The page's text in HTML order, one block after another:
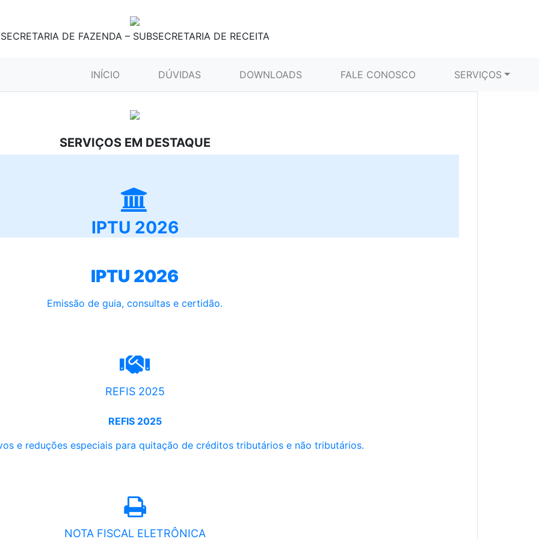
SECRETARIA DE FAZENDA – SUBSECRETARIA DE RECEITA
INÍCIO (CURRENT)DÚVIDAS DOWNLOADS FALE CONOSCO SERVIÇOS
SERVIÇOS EM DESTAQUE
IPTU 2026
IPTU 2026
Emissão de guia, consultas e certidão.
REFIS 2025
REFIS 2025
e reduções especiais para quitação de créditos tributários e não tributários.
NOTA FISCAL ELETRÔNICA